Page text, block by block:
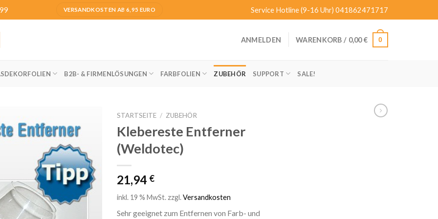
VERSANDKOSTEN AB 6,95 EURO Service Hotline (9-16 Uhr) 041862471717
ANMELDEN WARENKORB / 0,00€ 0
B2B- & FIRMENLÖSUNGEN FARBFOLIEN ZUBEHÖR SUPPORT SALE!
STARTSEITE / ZUBEHÖR
Klebereste Entferner
(Weldotec)
21,94 €
inkl. 19 % MwSt. zzgl.Versandkosten
Sehr geeignet zum Entfernen von Farb- und